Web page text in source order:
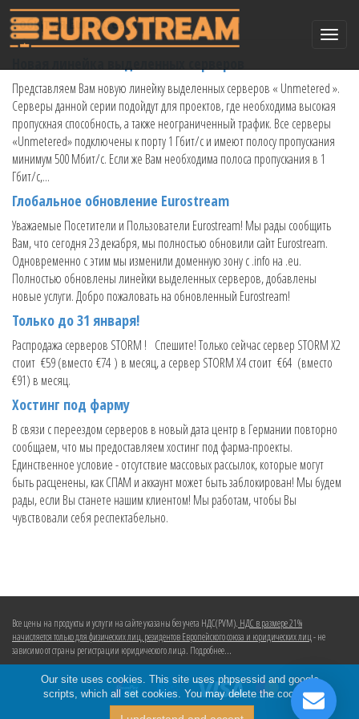
Toggle
События Eurostream
Представляем Вам новую линейку выделенных серверов « Unmetered ».
Серверы данной серии подойдут для проектов, где необходима высокая
пропускная способность, а также неограниченный трафик. Все серверы
«Unmetered» подключены к порту 1 Гбит/с и имеют полосу пропускания
минимум 500 Мбит/с. Если же Вам необходима полоса пропускания в 1
Гбит/с,...
Глобальное обновление Eurostream
Уважаемые Посетители и Пользователи Eurostream! Мы рады сообщить
Вам, что сегодня 23 декабря, мы полностью обновили сайт Eurostream.
Одновременно с этим мы изменили доменную зону с .info на .eu.
Полностью обновлены линейки выделенных серверов, добавлены
новые услуги. Добро пожаловать на обновленный Eurostream!
Только до 31 января!
Распродажа серверов STORM ! Спешите! Только сейчас сервер STORM X2
стоит €59 (вместо €74 ) в месяц, а сервер STORM X4 стоит €64 (вместо
€91) в месяц.
Хостинг под фарму
В связи с переездом серверов в новый дата центр в Германии повторно
сообщаем, что мы предоставляем хостинг под фарма-проекты.
Единственное условие - отсутствие массовых рассылок, которые могут
быть расценены, как СПАМ и аккаунт может быть заблокирован! Мы будем
рады, если Вы станете нашим клиентом! Мы работам, чтобы Вы
чувствовали себя респектабельно.
Все цены на продукты и услуги на сайте указаны без учета НДС(PVM). НДС в размере 21%
начисляется только для физических лиц, резидентов Европейского союза и юридических лиц- не
зависимо от страны регистрации юридического лица. Подробнее...
Our site uses cookies. This site uses phpsessid and google
scripts, which all set cookies. You may delete the cookies.